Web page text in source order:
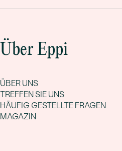
Über Eppi
ÜBER UNS
TREFFEN SIE UNS
HÄUFIG GESTELLTE FRAGEN
MAGAZIN